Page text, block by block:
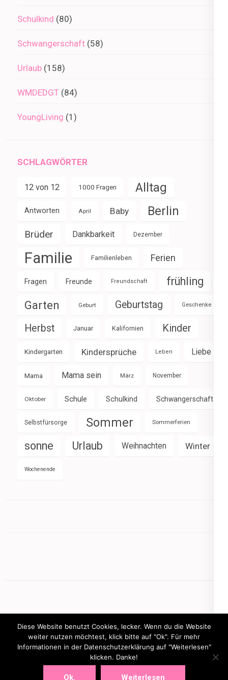
Schulkind (80)
Schwangerschaft (58)
Urlaub (158)
WMDEDGT (84)
YoungLiving (1)
SCHLAGWÖRTER
12 von 12 1000 Fragen Alltag
Antworten April Baby Berlin
Brüder Dankbarkeit Dezember
Familie Familienleben Ferien
Fragen Freunde Freundschaft frühling
Garten Geburt Geburtstag Geschenke
Herbst Januar Kalifornien Kinder
Kindergarten Kindersprüche Leben Liebe
Mama Mama sein März November
Oktober Schule Schulkind Schwangerschaft
Selbstfürsorge Sommer Sommerferien
sonne Urlaub Weihnachten Winter
Wochenende
mamasbusiness.de
Diese Website benutzt Cookies, lecker. Wenn du die Website
weiter nutzen möchtest, klick bitte auf "Ok". Für mehr
Informationen in der Datenschutzerklärung auf "Weiterlesen"
klicken. Danke!
Ok. Weiterlesen